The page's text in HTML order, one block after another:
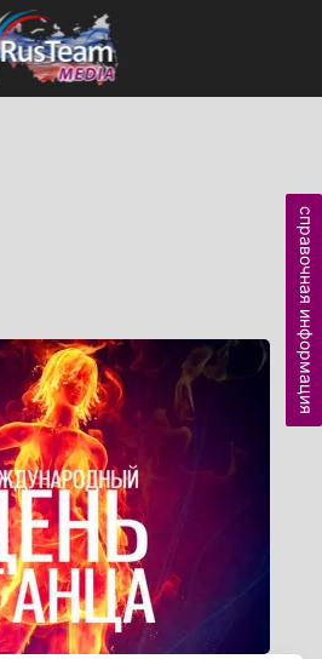
справочная информация